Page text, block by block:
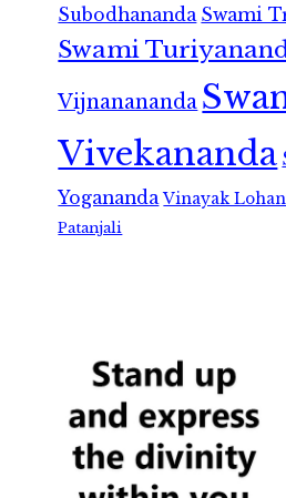
Subodhananda Swami
Swami
Vijnanananda
Vivekananda
Yogananda Vinayak
Patanjali